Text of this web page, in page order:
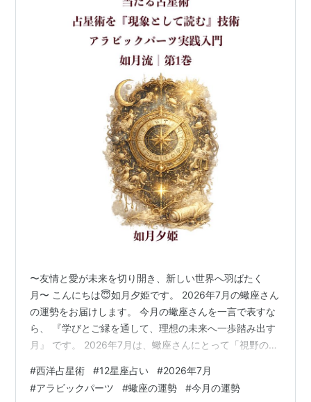
〜友情と愛が未来を切り開き、新しい世界へ羽ばたく
月〜 こんにちは😇如月夕姫です。 2026年7月の蠍座さん
の運勢をお届けします。 今月の蠍座さんを一言で表すな
ら、 『学びとご縁を通して、理想の未来へ一歩踏み出す
月』 です。 2026年7月は、蠍座さんにとって「視野の拡
す。 新しい知識、新しい仲間、新しい価値観に触れるこ
とで、これまでの世界が大きく広がっていくでしょう。
#西洋占星術 #12星座占い #2026年7月
#アラビックパーツ #蠍座の運勢 #今月の運勢